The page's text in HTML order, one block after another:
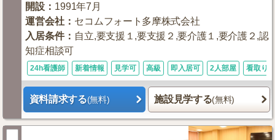
開設 ： 1991年7月
運営会社 ： セコムフォート多摩株式会社
入居条件： 自立,要支援１,要支援２,要介護１,要介護２,認
知症相談可
24h看護師 新着情報 見学可 高級 即入居可 2人部屋 看取り可
資料請求する(無料) 施設見学する(無料)